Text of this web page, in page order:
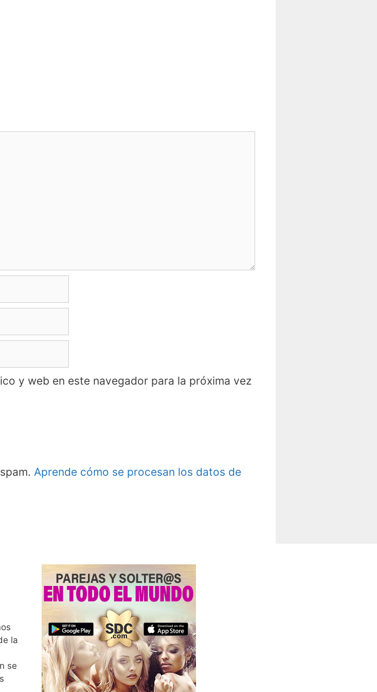
y web en este navegador para la próxima vez
Aprende cómo se procesan los datos de
la
se